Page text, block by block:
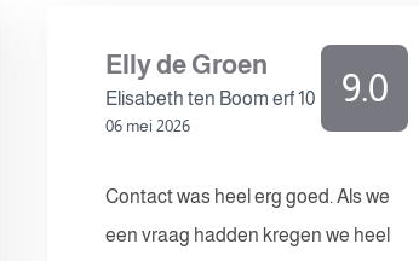
Elly de Groen
Elisabeth ten Boom erf 10
06 mei 2026
9.0
Contact was heel erg goed. Als we
een vraag hadden kregen we heel